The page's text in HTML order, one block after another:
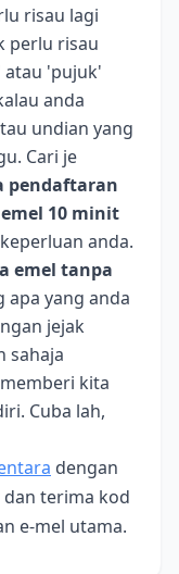
risau lagi
perlu risau
atau 'pujuk'
anda
undian yang
Cari je
pendaftaran
emel 10 minit
anda.
emel tanpa
yang anda
jejak
sahaja
kita
Cuba lah,
dengan
terima kod
e‑mel utama.